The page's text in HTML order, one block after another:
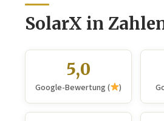
SolarX in
5,0
Google-Bewertung ( )